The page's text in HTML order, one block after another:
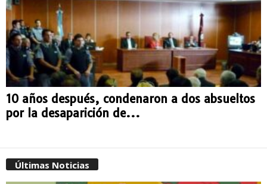
10 años después, condenaron a dos absueltos
por la desaparición de...
Últimas Noticias